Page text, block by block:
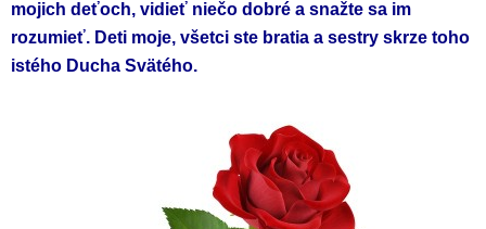
mojich deťoch, vidieť niečo dobré a snažte sa im
rozumieť. Deti moje, všetci ste bratia a sestry skrze toho
istého Ducha Svätého.